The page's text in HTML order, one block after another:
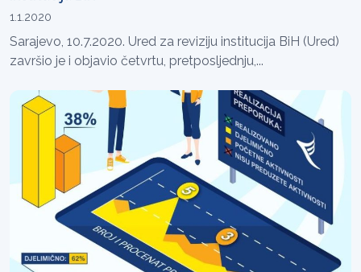
1.1.2020
Sarajevo, 10.7.2020. Ured za reviziju institucija BiH (Ured)
završio je i objavio četvrtu, pretposljednju,...